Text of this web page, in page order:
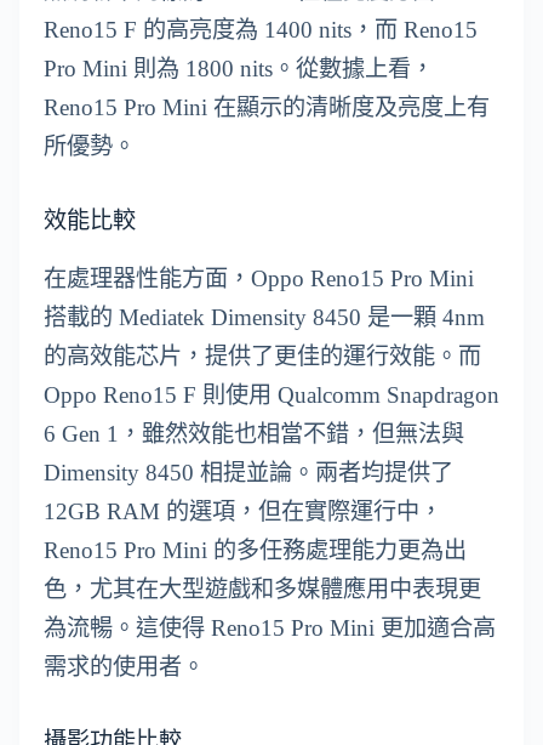
Reno15 F 的高亮度為 1400 nits，而 Reno15
Pro Mini 則為 1800 nits。從數據上看，
Reno15 Pro Mini 在顯示的清晰度及亮度上有
所優勢。
效能比較
在處理器性能方面，Oppo Reno15 Pro Mini
搭載的 Mediatek Dimensity 8450 是一顆 4nm
的高效能芯片，提供了更佳的運行效能。而
Oppo Reno15 F 則使用 Qualcomm Snapdragon
6 Gen 1，雖然效能也相當不錯，但無法與
Dimensity 8450 相提並論。兩者均提供了
12GB RAM 的選項，但在實際運行中，
Reno15 Pro Mini 的多任務處理能力更為出
色，尤其在大型遊戲和多媒體應用中表現更
為流暢。這使得 Reno15 Pro Mini 更加適合高
需求的使用者。